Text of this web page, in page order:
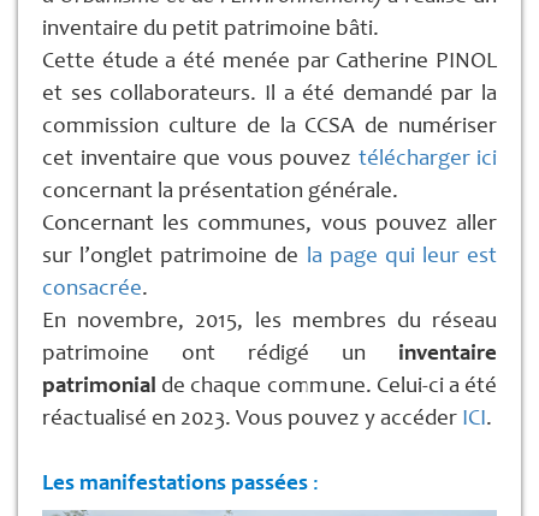
inventaire du petit patrimoine bâti.
Cette étude a été menée par Catherine PINOL
et ses collaborateurs. Il a été demandé par la
commission culture de la CCSA de numériser
cet inventaire que vous pouvez télécharger ici
concernant la présentation générale.
Concernant les communes, vous pouvez aller
sur l’onglet patrimoine de la page qui leur est
consacrée.
En novembre, 2015, les membres du réseau
patrimoine ont rédigé un inventaire
patrimonial de chaque commune. Celui-ci a été
réactualisé en 2023. Vous pouvez y accéder ICI.
Les manifestations passées :